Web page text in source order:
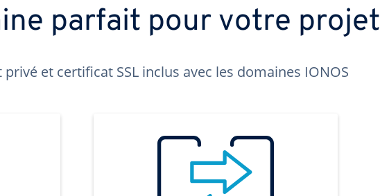
parfait pour votre projet
et certificat SSL inclus avec les domaines IONOS